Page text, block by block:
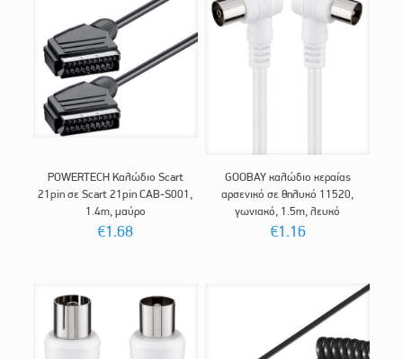
POWERTECH Καλώδιο Scart
21pin σε Scart 21pin CAB-S001,
1.4m, μαύρο
€1.68
GOOBAY καλώδιο κεραίας
αρσενικό σε θηλυκό 11520,
γωνιακό, 1.5m, λευκό
€1.16